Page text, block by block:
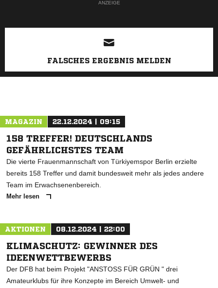
ANZEIGE
FALSCHES ERGEBNIS MELDEN
MAGAZIN 22.12.2024 | 09:15
158 TREFFER! DEUTSCHLANDS
GEFÄHRLICHSTES TEAM
Die vierte Frauenmannschaft von Türkiyemspor Berlin erzielte
bereits 158 Treffer und damit bundesweit mehr als jedes andere
Team im Erwachsenenbereich.
Mehr lesen
AKTIONEN 08.12.2024 | 22:00
KLIMASCHUTZ: GEWINNER DES
IDEENWETTBEWERBS
Der DFB hat beim Projekt "ANSTOSS FÜR GRÜN " drei
Amateurklubs für ihre Konzepte im Bereich Umwelt- und